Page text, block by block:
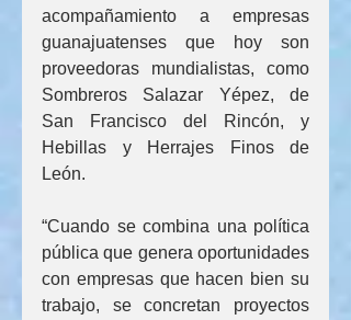
acompañamiento a empresas
guanajuatenses que hoy son
proveedoras mundialistas, como
Sombreros Salazar Yépez, de
San Francisco del Rincón, y
Hebillas y Herrajes Finos de
León.
“Cuando se combina una política
pública que genera oportunidades
con empresas que hacen bien su
trabajo, se concretan proyectos